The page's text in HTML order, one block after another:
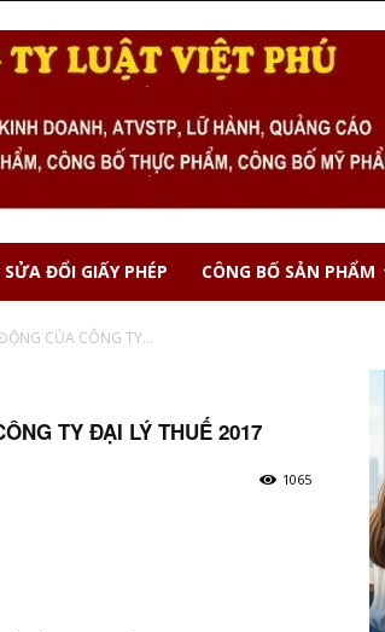
SỬA ĐỔI GIẤY PHÉP CÔNG BỐ SẢN PHẨM
CỦA CÔNG TY...
TY ĐẠI LÝ THUẾ 2017
1065